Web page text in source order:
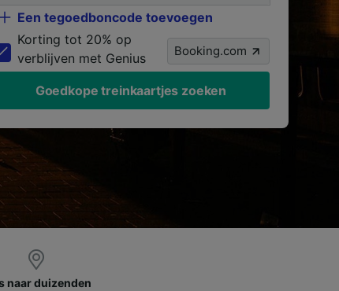
Een tegoedboncode toevoegen
Korting tot 20% op
verblijven met Genius
Booking.com
Goedkope treinkaartjes zoeken
naar duizenden